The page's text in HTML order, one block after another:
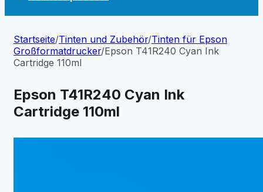
Startseite/Tinten und Zubehör/Tinten für Epson
Großformatdrucker/Epson T41R240 Cyan Ink
Cartridge 110ml
Epson T41R240 Cyan Ink
Cartridge 110ml